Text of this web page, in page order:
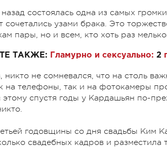
состоялась одна из самых
сочетались узами брака. Это
пары, но и всем, кто хоть раз
ТАКЖЕ: Гламурно и сексуально: 2
никто не сомневался, что на столь
на телефоны, так и на фотокамеры
этому спустя годы у Кардашьян по-
годовщины со дня свадьбы Ким
свадебных кадров и разместила